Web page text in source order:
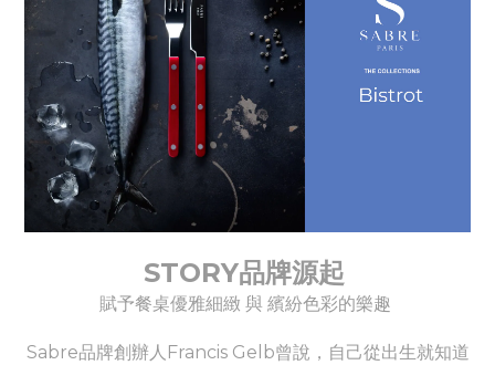
STORY品牌源起
賦予餐桌優雅細緻 與 繽紛色彩的樂趣
Sabre品牌創辦人Francis Gelb曾說，自己從出生就知道